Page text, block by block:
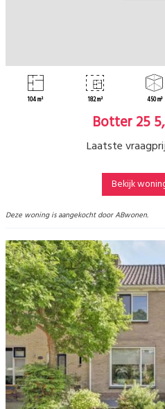
104 m² 182 m² 450 m³
Botter 25
Laatste
Bekijk
Deze woning is aangekocht door ABwonen.